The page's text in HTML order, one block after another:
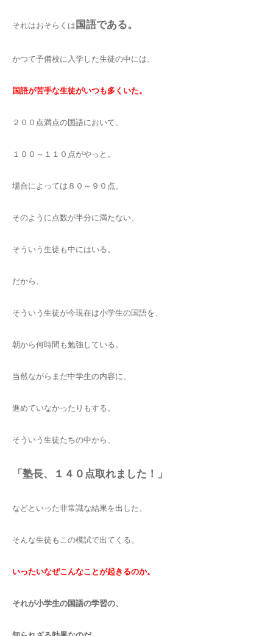
それはおそらくは 国語である。
かつて予備校に入学した生徒の中には、
国語が苦手な生徒がいつも多くいた。
２００点満点の国語において、
１００～１１０点がやっと。
場合によっては８０～９０点。
そのように点数が半分に満たない、
そういう生徒も中にはいる。
だから、
そういう生徒が今現在は小学生の国語を、
朝から何時間も勉強している。
当然ながらまだ中学生の内容に、
進めていなかったりもする。
そういう生徒たちの中から、
「塾長、１４０点取れました！」
などといった非常識な結果を出した、
そんな生徒もこの模試で出てくる。
いったいなぜこんなことが起きるのか。
それが小学生の国語の学習の、